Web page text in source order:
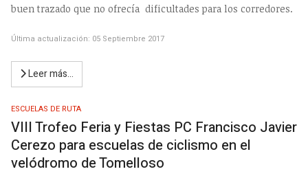
buen trazado que no ofrecía dificultades para los corredores.
Última actualización: 05 Septiembre 2017
Leer más…
ESCUELAS DE RUTA
VIII Trofeo Feria y Fiestas PC Francisco Javier
Cerezo para escuelas de ciclismo en el
velódromo de Tomelloso